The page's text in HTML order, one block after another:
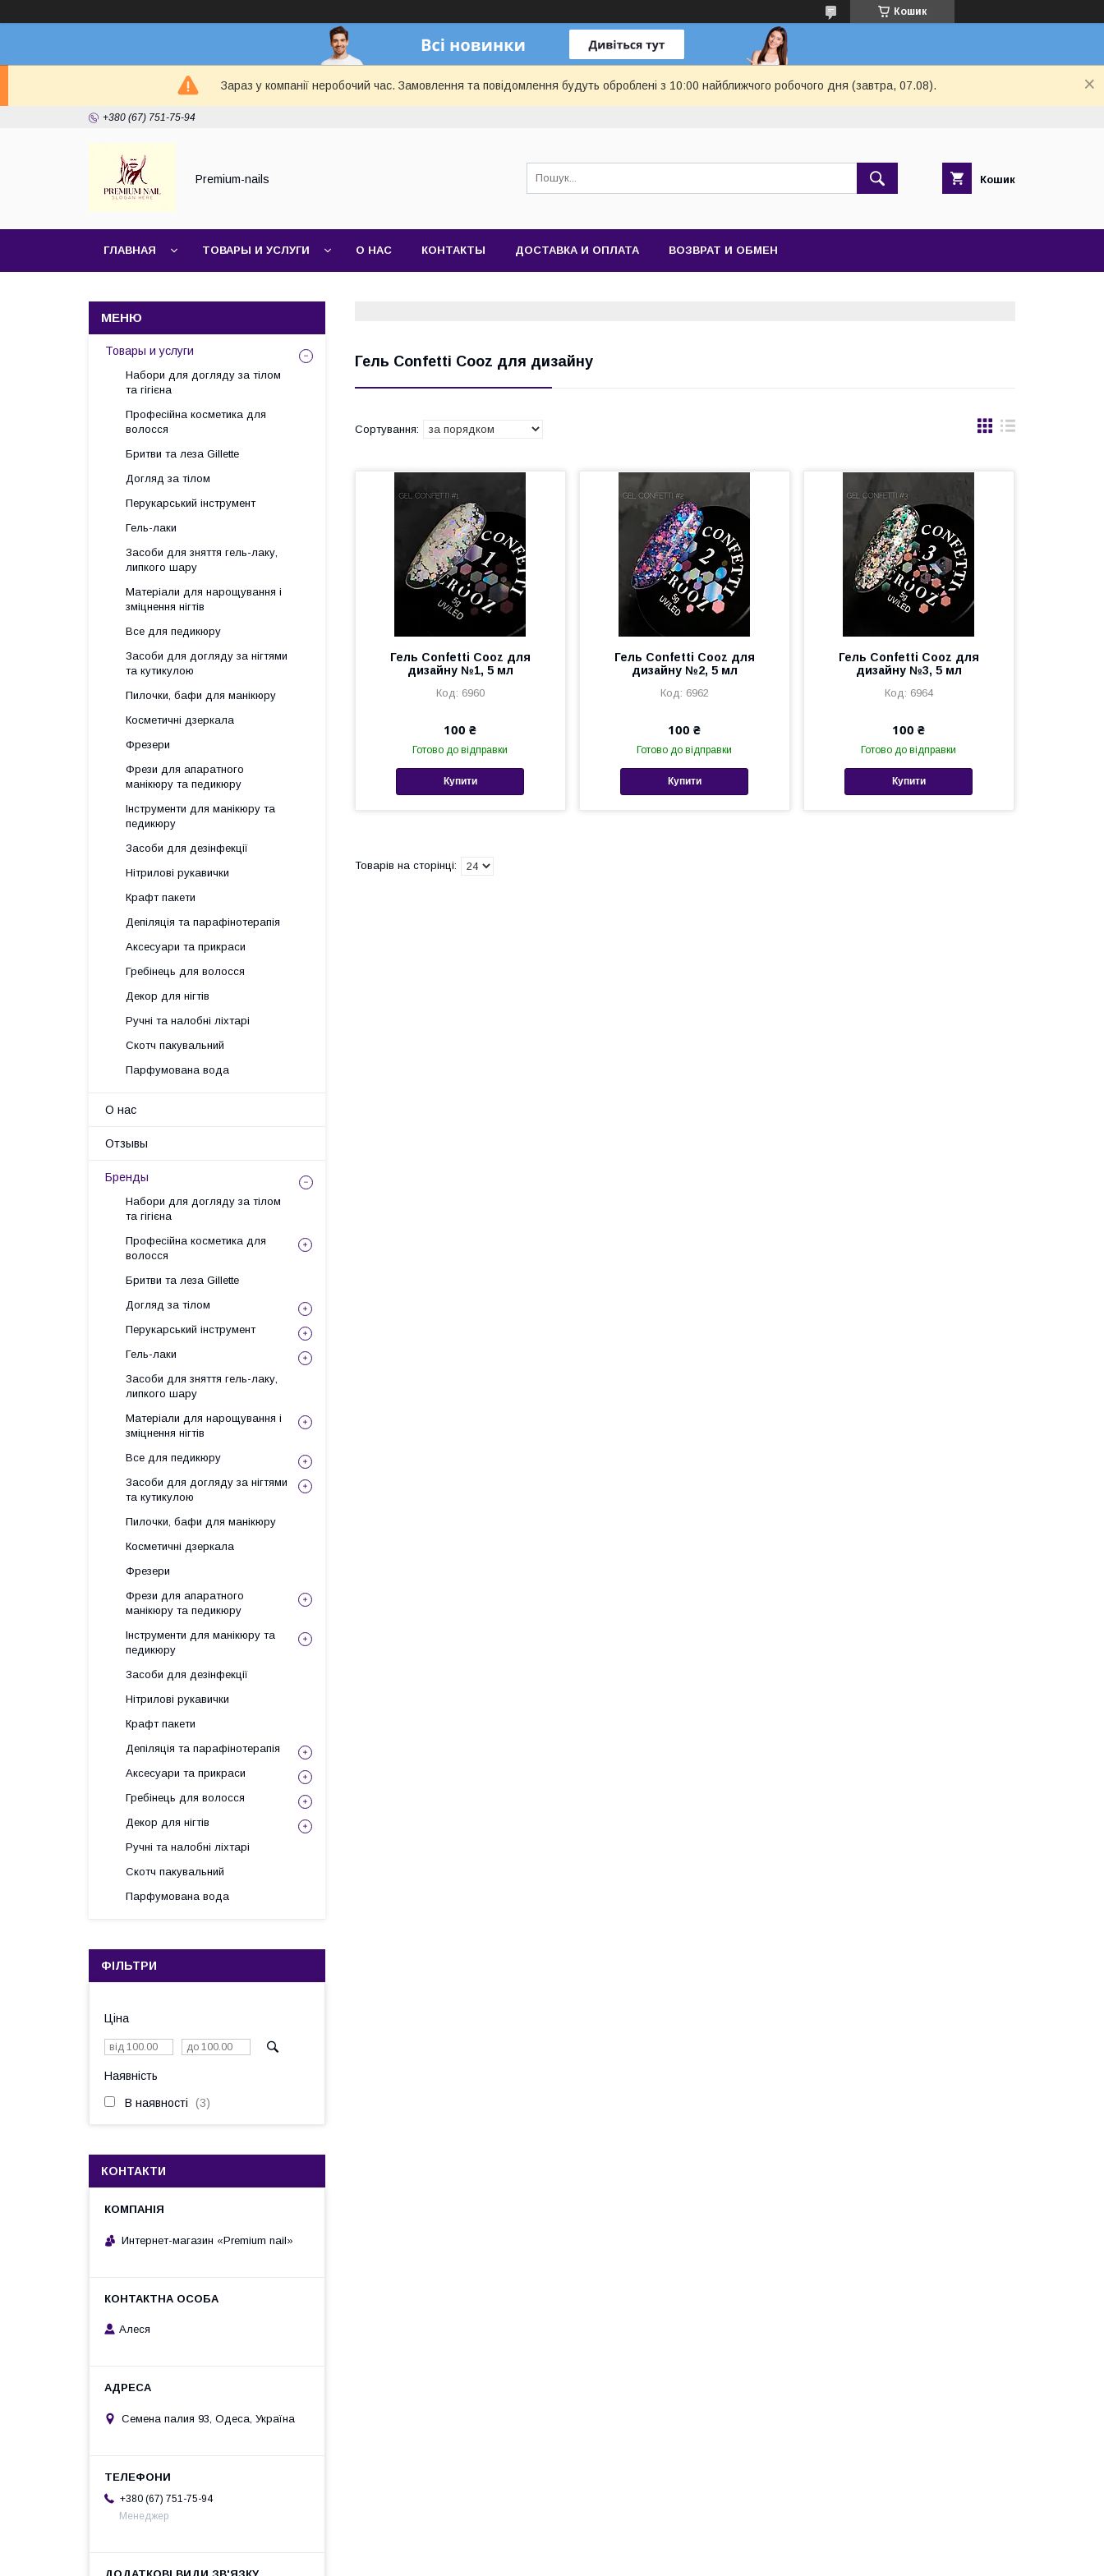
Кошик
Зараз у компанії неробочий час. Замовлення та повідомлення будуть оброблені з 10:00 найближчого робочого дня (завтра, 07.08).
+380 (67) 751-75-94
Premium-nails Кошик
ГЛАВНАЯ ТОВАРЫ И УСЛУГИ О НАС КОНТАКТЫ ДОСТАВКА И ОПЛАТА ВОЗВРАТ И ОБМЕН
Гель Confetti Cooz для дизайну
Гель Confetti Cooz для
дизайну №1, 5 мл
6960
100 ₴
Готово до відправки
Купити
Гель Confetti Cooz для
дизайну №2, 5 мл
6962
100 ₴
Готово до відправки
Купити
Гель Confetti Cooz для
дизайну №3, 5 мл
6964
100 ₴
Готово до відправки
Купити
Товары и услуги
Набори для догляду за тілом
та гігієна
Професійна косметика для
волосся
Бритви та леза Gillette
Догляд за тілом
Перукарський інструмент
Гель-лаки
Засоби для зняття гель-лаку,
липкого шару
Матеріали для нарощування і
зміцнення нігтів
Все для педикюру
Засоби для догляду за нігтями
та кутикулою
Пилочки, бафи для манікюру
Косметичні дзеркала
Фрезери
Фрези для апаратного
манікюру та педикюру
Інструменти для манікюру та
педикюру
Засоби для дезінфекції
Нітрилові рукавички
Крафт пакети
Депіляція та парафінотерапія
Аксесуари та прикраси
Гребінець для волосся
Декор для нігтів
Ручні та налобні ліхтарі
Скотч пакувальний
Парфумована вода
О нас
Отзывы
Бренды
Набори для догляду за тілом
та гігієна
Професійна косметика для
волосся
Бритви та леза Gillette
Догляд за тілом
Перукарський інструмент
Гель-лаки
Засоби для зняття гель-лаку,
липкого шару
Матеріали для нарощування і
зміцнення нігтів
Все для педикюру
Засоби для догляду за нігтями
та кутикулою
Пилочки, бафи для манікюру
Косметичні дзеркала
Фрезери
Фрези для апаратного
манікюру та педикюру
Інструменти для манікюру та
педикюру
Засоби для дезінфекції
Нітрилові рукавички
Крафт пакети
Депіляція та парафінотерапія
Аксесуари та прикраси
Гребінець для волосся
Декор для нігтів
Ручні та налобні ліхтарі
Скотч пакувальний
Парфумована вода
ФІЛЬТРИ
Ціна
Наявність
В наявності 3
КОНТАКТИ
Интернет-магазин «Premium nail»
Алеся
Семена палия 93, Одеса, Україна
+380 (67) 751-75-94
Менеджер